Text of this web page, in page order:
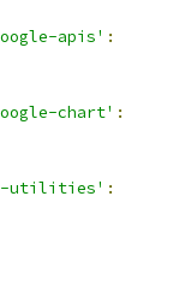
apis' :
chart' :
utilities' :